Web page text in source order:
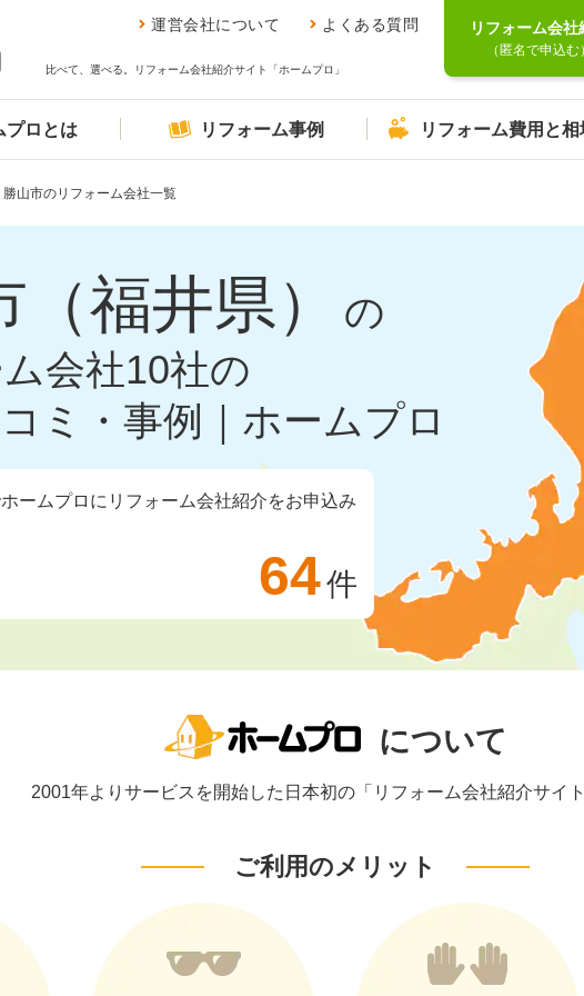
運営会社について よくある質問
比べて、選べる。リフォーム会社紹介サイト「ホームプロ」
リフォーム会社
（匿名で申込む
プロとは リフォーム事例 リフォーム費用と相
勝山市のリフォーム会社一覧
（福井県）
の
会社10社の
ミ・事例｜ホームプロ
ームプロにリフォーム会社紹介をお申込み
64件
について
2001年よりサービスを開始した日本初の「リフォーム会社紹介サイ
ご利用のメリット